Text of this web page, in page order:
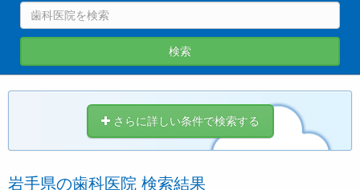
検索
さらに詳しい条件で検索する
岩手県の歯科医院 検索結果